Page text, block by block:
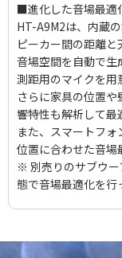
■進化した音場最適
HT-A9M2は、内蔵
ピーカー間の距離
音場空間を自動で生
測距用のマイクを用
さらに家具の位置
響特性も解析して最
また、スマートフ
位置に合わせた音場
※ 別売りのサブウ
態で音場最適化を行